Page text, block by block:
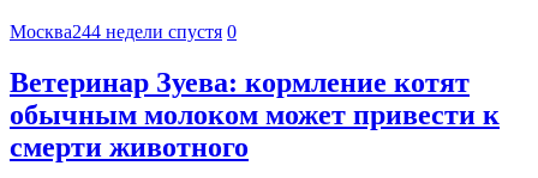
Москва244 недели спустя 0
Ветеринар Зуева: кормление котят
обычным молоком может привести к
смерти животного